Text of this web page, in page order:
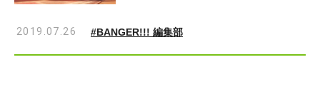
2019.07.26 #BANGER!!! 編集部